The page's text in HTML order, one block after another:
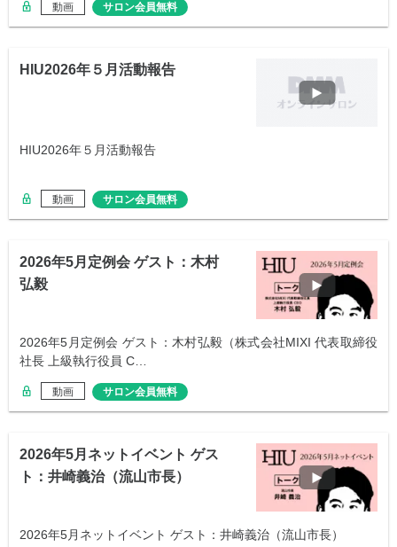
動画 サロン会員無料
HIU2026年５月活動報告
HIU2026年５月活動報告
動画 サロン会員無料
2026年5月定例会 ゲスト：木村
弘毅
2026年5月定例会 ゲスト：木村弘毅（株式会社MIXI 代表取締役
社長 上級執行役員 C…
動画 サロン会員無料
2026年5月ネットイベント ゲス
ト：井崎義治（流山市長）
2026年5月ネットイベント ゲスト：井崎義治（流山市長）